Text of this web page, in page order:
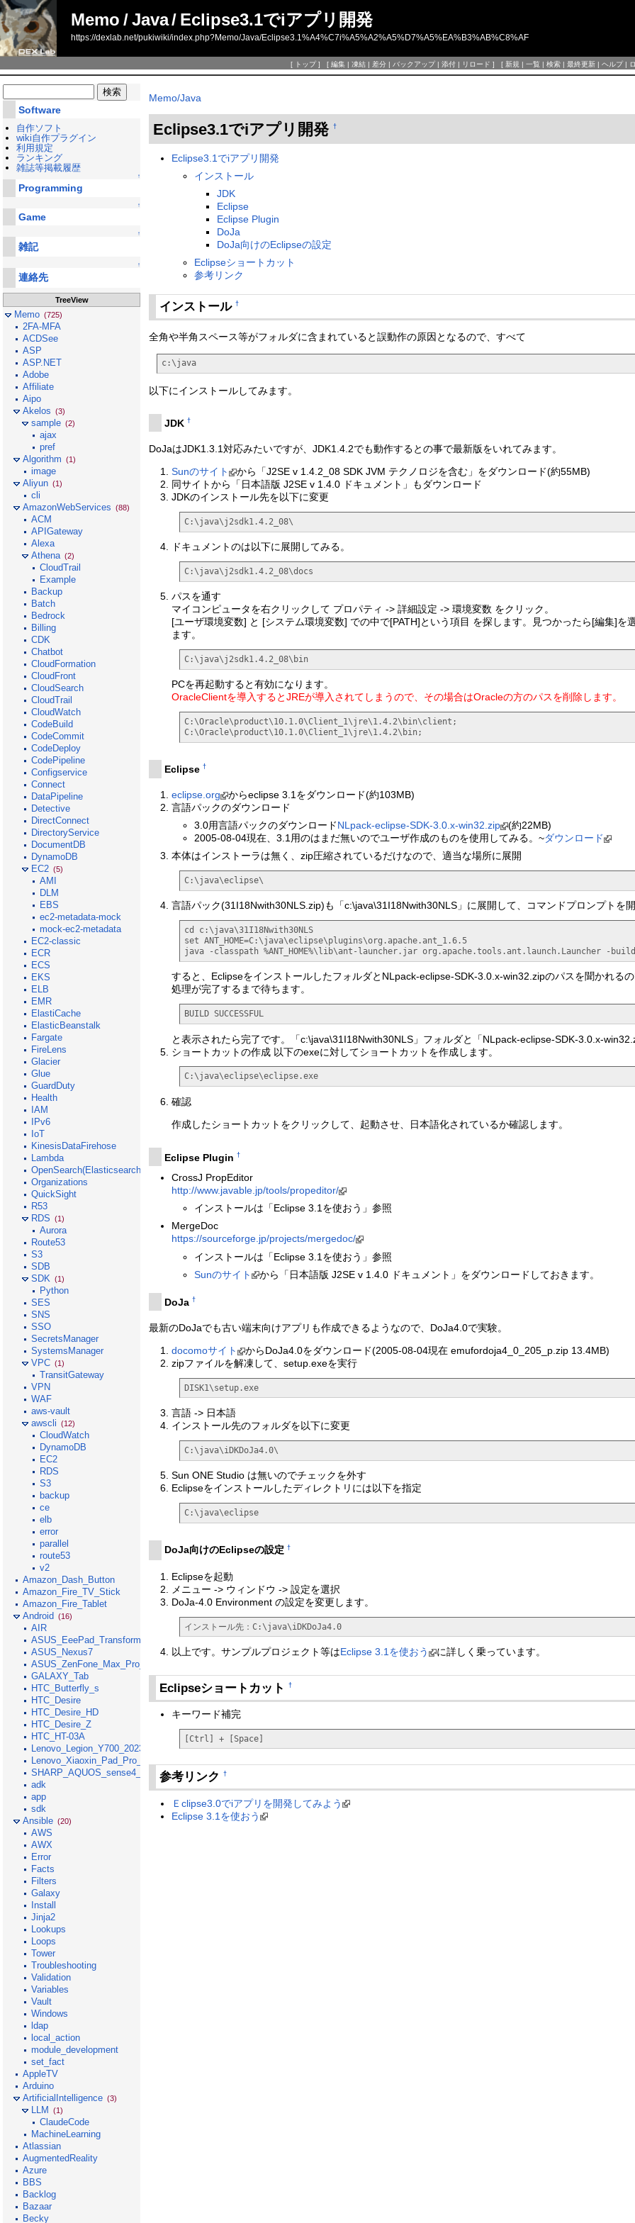
Memo /Java/ Eclipse3.1でiアプリ開発
https://dexlab.net/pukiwiki/index.php?Memo/Java/Eclipse3.1%A4%C7i%A5%A2%A5%D7%A5%EA%B3%AB%C8%AF
[ トップ] [ 編集 | 凍結 | 差分 | バックアップ| 添付 | リロード ] [ 新規 | 一覧 | 検索 | 最終更新 | ヘルプ|
Memo/Java
Eclipse3.1でiアプリ開発†
Eclipse3.1でiアプリ開発
インストール
JDK
Eclipse
Eclipse Plugin
DoJa
DoJa向けのEclipseの設定
Eclipseショートカット
参考リンク
インストール †
全角や半角スペース等がフォルダに含まれていると誤動作の原因となるので、すべて
c:\java
以下にインストールしてみます。
JDK †
DoJaはJDK1.3.1対応みたいですが、JDK1.4.2でも動作するとの事で最新版をいれてみます。
Sunのサイト
から「J2SE v 1.4.2_08 SDK JVM テクノロジを含む」をダウンロード(約55MB)
同サイトから「日本語版 J2SE v 1.4.0 ドキュメント」もダウンロード
JDKのインストール先を以下に変更
C:\java\j2sdk1.4.2_08\
ドキュメントのは以下に展開してみる。
C:\java\j2sdk1.4.2_08\docs
パスを通す
マイコンピュータを右クリックして プロパティ -> 詳細設定 -> 環境変数 をクリック。
[ユーザ環境変数] と [システム環境変数] での中で[PATH]という項目 を探します。見つかったら[編集]を
ます。
C:\java\j2sdk1.4.2_08\bin
PCを再起動すると有効になります。
OracleClientを導入するとJREが導入されてしまうので、その場合はOracleの方のパスを削除します。
C:\Oracle\product\10.1.0\Client_1\jre\1.4.2\bin\client;
C:\Oracle\product\10.1.0\Client_1\jre\1.4.2\bin;
Eclipse †
eclipse.org
からeclipse 3.1をダウンロード(約103MB)
言語パックのダウンロード
3.0用言語パックのダウンロードNLpack-eclipse-SDK-3.0.x-win32.zip
(約22MB)
2005-08-04現在、3.1用のはまだ無いのでユーザ作成のものを使用してみる。~ダウンロード
本体はインストーラは無く、zip圧縮されているだけなので、適当な場所に展開
C:\java\eclipse\
言語パック(31I18Nwith30NLS.zip)も「c:\java\31I18Nwith30NLS」に展開して、コマンドプロンプトを
cd c:\java\31I18Nwith30NLS
set ANT_HOME=C:\java\eclipse\plugins\org.apache.ant_1.6.5
java -classpath %ANT_HOME%\lib\ant-launcher.jar org.apache.tools.ant.launch.Launcher -
すると、EclipseをインストールしたフォルダとNLpack-eclipse-SDK-3.0.x-win32.zipのパスを聞かれる
処理が完了するまで待ちます。
BUILD SUCCESSFUL
と表示されたら完了です。「c:\java\31I18Nwith30NLS」フォルダと「NLpack-eclipse-SDK-3.0.x-
ショートカットの作成 以下のexeに対してショートカットを作成します。
C:\java\eclipse\eclipse.exe
確認
作成したショートカットをクリックして、起動させ、日本語化されているか確認します。
Eclipse Plugin †
CrossJ PropEditor
http://www.javable.jp/tools/propeditor/
インストールは「Eclipse 3.1を使おう」参照
MergeDoc
https://sourceforge.jp/projects/mergedoc/
インストールは「Eclipse 3.1を使おう」参照
Sunのサイト
から「日本語版 J2SE v 1.4.0 ドキュメント」をダウンロードしておきます。
DoJa †
最新のDoJaでも古い端末向けアプリも作成できるようなので、DoJa4.0で実験。
docomoサイト
からDoJa4.0をダウンロード(2005-08-04現在 emufordoja4_0_205_p.zip 13.4MB)
zipファイルを解凍して、setup.exeを実行
DISK1\setup.exe
言語 -> 日本語
インストール先のフォルダを以下に変更
C:\java\iDKDoJa4.0\
Sun ONE Studio は無いのでチェックを外す
Eclipseをインストールしたディレクトリには以下を指定
C:\java\eclipse
DoJa向けのEclipseの設定 †
Eclipseを起動
メニュー -> ウィンドウ -> 設定を選択
DoJa-4.0 Environment の設定を変更します。
インストール先：C:\java\iDKDoJa4.0
以上です。サンプルプロジェクト等はEclipse 3.1を使おう に詳しく乗っています。
Eclipseショートカット †
キーワード補完
[Ctrl] + [Space]
参考リンク †
Ｅclipse3.0でiアプリを開発してみよう
Eclipse 3.1を使おう
Software
自作ソフト
wiki自作プラグイン
利用規定
ランキング
雑誌等掲載履歴
↑
Programming
↑
Game
↑
雑記
↑
連絡先
TreeView
Memo (725)
2FA-MFA
ACDSee
ASP
ASP.NET
Adobe
Affiliate
Aipo
Akelos (3)
sample (2)
ajax
pref
Algorithm (1)
image
Aliyun (1)
cli
AmazonWebServices (88)
ACM
APIGateway
Alexa
Athena (2)
CloudTrail
Example
Backup
Batch
Bedrock
Billing
CDK
Chatbot
CloudFormation
CloudFront
CloudSearch
CloudTrail
CloudWatch
CodeBuild
CodeCommit
CodeDeploy
CodePipeline
Configservice
Connect
DataPipeline
Detective
DirectConnect
DirectoryService
DocumentDB
DynamoDB
EC2 (5)
AMI
DLM
EBS
ec2-metadata-mock
mock-ec2-metadata
EC2-classic
ECR
ECS
EKS
ELB
EMR
ElastiCache
ElasticBeanstalk
Fargate
FireLens
Glacier
Glue
GuardDuty
Health
IAM
IPv6
IoT
KinesisDataFirehose
Lambda
OpenSearch(Elasticsearch)
Organizations
QuickSight
R53
RDS (1)
Aurora
Route53
S3
SDB
SDK (1)
Python
SES
SNS
SSO
SecretsManager
SystemsManager
VPC (1)
TransitGateway
VPN
WAF
aws-vault
awscli (12)
CloudWatch
DynamoDB
EC2
RDS
S3
backup
ce
elb
error
parallel
route53
v2
Amazon_Dash_Button
Amazon_Fire_TV_Stick
Amazon_Fire_Tablet
Android (16)
AIR
ASUS_EeePad_Transformer
ASUS_Nexus7
ASUS_ZenFone_Max_Pro_M1
GALAXY_Tab
HTC_Butterfly_s
HTC_Desire
HTC_Desire_HD
HTC_Desire_Z
HTC_HT-03A
Lenovo_Legion_Y700_2023
Lenovo_Xiaoxin_Pad_Pro_GT_2025
SHARP_AQUOS_sense4_lite
adk
app
sdk
Ansible (20)
AWS
AWX
Error
Facts
Filters
Galaxy
Install
Jinja2
Lookups
Loops
Tower
Troubleshooting
Validation
Variables
Vault
Windows
ldap
local_action
module_development
set_fact
AppleTV
Arduino
ArtificialIntelligence (3)
LLM (1)
ClaudeCode
MachineLearning
Atlassian
AugmentedReality
Azure
BBS
Backlog
Bazaar
Becky